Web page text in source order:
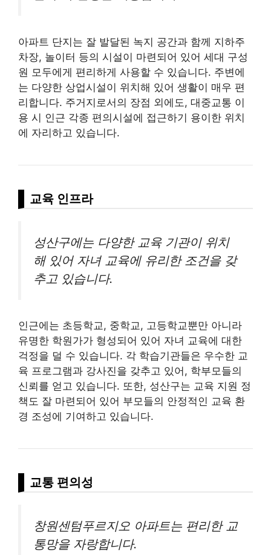
아파트 단지는 잘 발달된 녹지 공간과 함께 지하주
차장, 놀이터 등의 시설이 마련되어 있어 세대 구성
원 모두에게 편리하게 사용할 수 있습니다. 주변에
는 다양한 상업시설이 위치해 있어 생활이 매우 편
리합니다. 주거지로서의 장점 외에도, 대중교통 이
용 시 인근 각종 편의시설에 접근하기 용이한 위치
에 자리하고 있습니다.
교육 인프라
성산구에는 다양한 교육 기관이 위치
해 있어 자녀 교육에 유리한 조건을 갖
추고 있습니다.
인근에는 초등학교, 중학교, 고등학교뿐만 아니라
유명한 학원가가 형성되어 있어 자녀 교육에 대한
걱정을 덜 수 있습니다. 각 학습기관들은 우수한 교
육 프로그램과 강사진을 갖추고 있어, 학부모들의
신뢰를 얻고 있습니다. 또한, 성산구는 교육 지원 정
책도 잘 마련되어 있어 부모들의 안정적인 교육 환
경 조성에 기여하고 있습니다.
교통 편의성
창원센텀푸르지오 아파트는 편리한 교
통망을 자랑합니다.